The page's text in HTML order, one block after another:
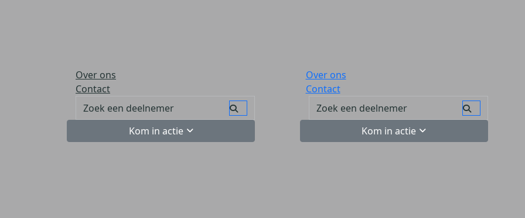
Over ons
Contact
Kom in actie
Over ons
Contact
Kom in actie